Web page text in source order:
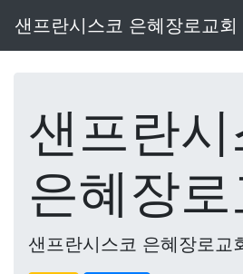
샌프란시스코 은혜장로교회
샌프란
은혜장로
샌프란시스코 은혜장로교